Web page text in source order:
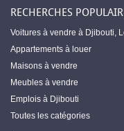
RECHERCHES
Voitures à vendre à Djibouti,
Appartements à louer
Maisons à vendre
Meubles à vendre
Emplois à Djibouti
Toutes les catégories